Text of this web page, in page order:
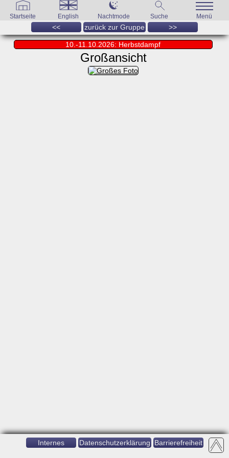
Startseite English Nachtmode Suche Menü
<< zurück zur Gruppe >>
10.-11.10.2026: Herbstdampf
Großansicht
Internes Datenschutzerklärung Barrierefreiheit